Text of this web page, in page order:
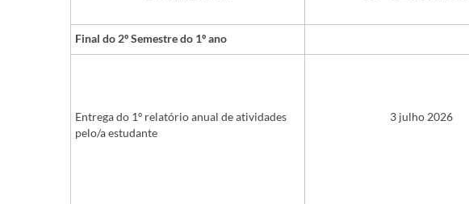
Final do 2º Semestre do 1º ano
Entrega do 1º relatório anual de atividades
pelo/a estudante
3 julho 2026